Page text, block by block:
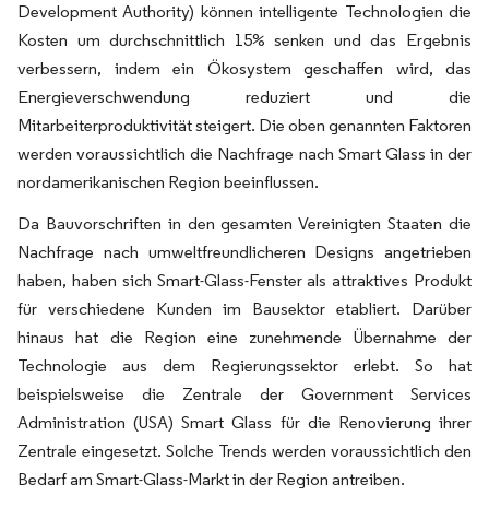
Development Authority) können intelligente Technologien die
Kosten um durchschnittlich 15% senken und das Ergebnis
verbessern, indem ein Ökosystem geschaffen wird, das
Energieverschwendung reduziert und die
Mitarbeiterproduktivität steigert.​ Die oben genannten Faktoren
werden voraussichtlich die Nachfrage nach Smart Glass in der
nordamerikanischen Region beeinflussen.
Da Bauvorschriften in den gesamten Vereinigten Staaten die
Nachfrage nach umweltfreundlicheren Designs angetrieben
haben, haben sich Smart-Glass-Fenster als attraktives Produkt
für verschiedene Kunden im Bausektor etabliert. Darüber
hinaus hat die Region eine zunehmende Übernahme der
Technologie aus dem Regierungssektor erlebt. So hat
beispielsweise die Zentrale der Government Services
Administration (USA) Smart Glass für die Renovierung ihrer
Zentrale eingesetzt.​ Solche Trends werden voraussichtlich den
Bedarf am Smart-Glass-Markt in der Region antreiben.